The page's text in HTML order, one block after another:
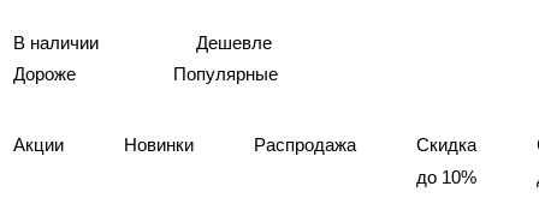
В наличии
Дешевле
Дороже
Популярные
Акции Новинки Распродажа
Скидка
до 10%